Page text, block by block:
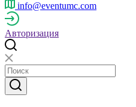
info@eventumc.com
Авторизация